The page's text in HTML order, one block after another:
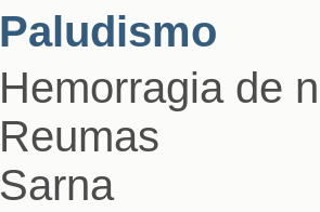
Paludismo
Hemorragia de
Reumas
Sarna